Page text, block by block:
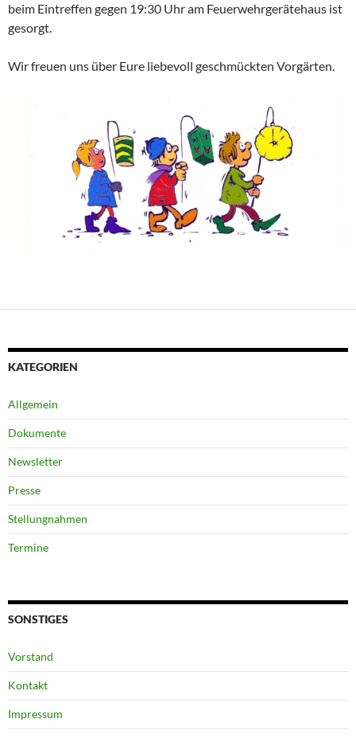
beim Eintreffen gegen 19:30 Uhr am Feuerwehrgerätehaus ist
gesorgt.
Wir freuen uns über Eure liebevoll geschmückten Vorgärten.
KATEGORIEN
Allgemein
Dokumente
Newsletter
Presse
Stellungnahmen
Termine
SONSTIGES
Vorstand
Kontakt
Impressum